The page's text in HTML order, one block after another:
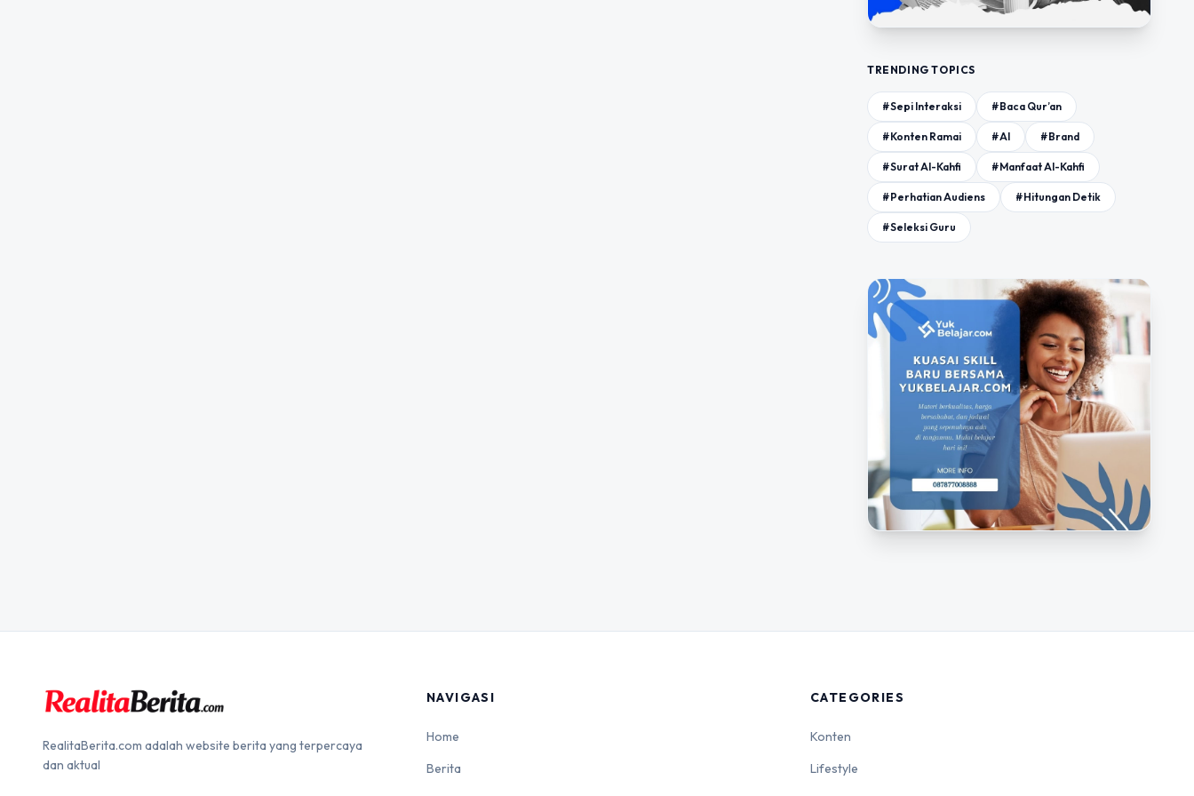
TRENDING TOPICS
#Sepi Interaksi #Baca Qur’an
#Konten Ramai #AI #Brand
#Surat Al-Kahfi #Manfaat Al-Kahfi
#Perhatian Audiens #Hitungan Detik
#Seleksi Guru
RealitaBerita.com adalah website berita yang terpercaya
dan aktual
NAVIGASI
Home
Berita
CATEGORIES
Konten
Lifestyle